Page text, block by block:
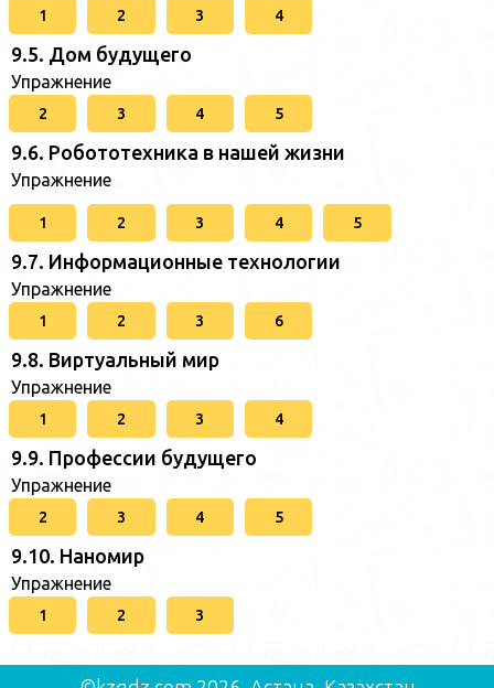
1 2 3 4
9.5. Дом будущего
Упражнение
2 3 4 5
9.6. Робототехника в нашей жизни
Упражнение
1 2 3 4 5
9.7. Информационные технологии
Упражнение
1 2 3 6
9.8. Виртуальный мир
Упражнение
1 2 3 4
9.9. Профессии будущего
Упражнение
2 3 4 5
9.10. Наномир
Упражнение
1 2 3